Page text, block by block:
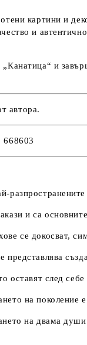
картини и
и
„Канатица“ и
автора.
668603
и са
се докосват,
представлява
оставят след
на
на двама